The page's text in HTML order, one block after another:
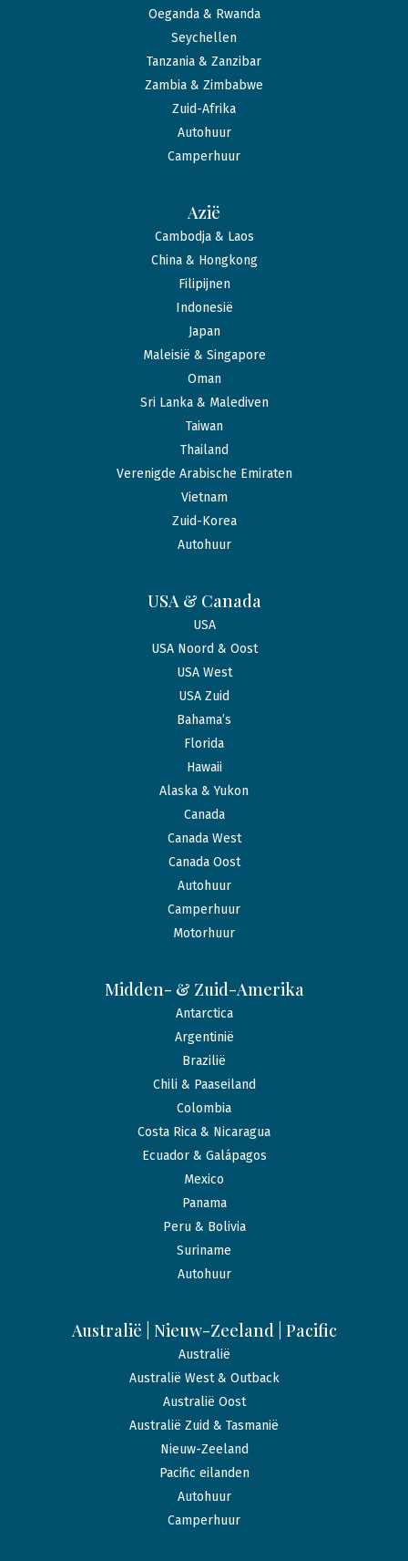
Oeganda & Rwanda
Seychellen
Tanzania & Zanzibar
Zambia & Zimbabwe
Zuid-Afrika
Autohuur
Camperhuur
Azië
Cambodja & Laos
China & Hongkong
Filipijnen
Indonesië
Japan
Maleisië & Singapore
Oman
Sri Lanka & Malediven
Taiwan
Thailand
Verenigde Arabische Emiraten
Vietnam
Zuid-Korea
Autohuur
USA & Canada
USA
USA Noord & Oost
USA West
USA Zuid
Bahama’s
Florida
Hawaii
Alaska & Yukon
Canada
Canada West
Canada Oost
Autohuur
Camperhuur
Motorhuur
Midden- & Zuid-Amerika
Antarctica
Argentinië
Brazilië
Chili & Paaseiland
Colombia
Costa Rica & Nicaragua
Ecuador & Galápagos
Mexico
Panama
Peru & Bolivia
Suriname
Autohuur
Australië | Nieuw-Zeeland | Pacific
Australië
Australië West & Outback
Australië Oost
Australië Zuid & Tasmanië
Nieuw-Zeeland
Pacific eilanden
Autohuur
Camperhuur